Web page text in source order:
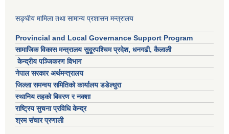
सङ्घीय मामिला तथा सामान्य प्रशासन मन्त्रालय
Provincial and Local Governance Support Program
सामाजिक विकास मन्त्रालय सुदूरपश्चिम प्रदेश, धनगढी, कैलाली
केन्द्रीय पञ्जिकरण विभाग
नेपाल सरकार अर्थमन्त्रालय
जिल्ला समन्वय समितिको कार्यालय डडेल्धुरा
स्थानिय तहको बिवरण र नक्शा
राष्ट्रिय सुचना प्रविधि केन्द्र
श्रम संचार प्रणाली